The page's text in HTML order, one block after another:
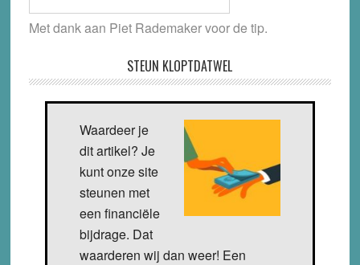
Met dank aan Piet Rademaker voor de tip.
STEUN KLOPTDATWEL
Waardeer je
dit artikel? Je
kunt onze site
steunen met
een financiële
bijdrage. Dat
waarderen wij dan weer! Een